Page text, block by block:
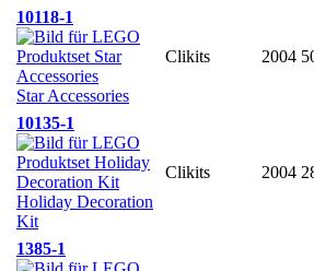
10118-1
Star Accessories
Clikits 2004
10135-1
Holiday Decoration
Kit
Clikits 2004
1385-1